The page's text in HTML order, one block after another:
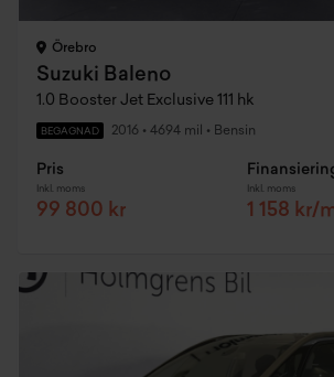
Örebro
Suzuki Baleno
1.0 Booster Jet Exclusive 111 hk
BEGAGNAD 2016 • 4694 mil • Bensin
Pris
Inkl. moms
99 800 kr
Inkl. moms
1 158 kr/